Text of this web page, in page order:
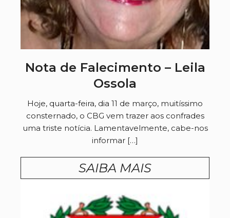
Nota de Falecimento – Leila
Ossola
Hoje, quarta-feira, dia 11 de março, muitíssimo
consternado, o CBG vem trazer aos confrades
uma triste notícia. Lamentavelmente, cabe-nos
informar […]
SAIBA MAIS